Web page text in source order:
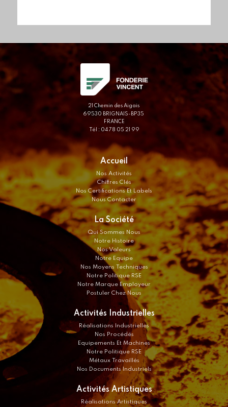
21 Chemin des Aigais
69530 BRIGNAIS-BP35
FRANCE
Tél : 04 78 05 21 99
Accueil
Nos Activités
Chiffres Clés
Nos Certifications Et Labels
Nous Contacter
La Société
Qui Sommes Nous
Notre Histoire
Nos Valeurs
Notre Equipe
Nos Moyens Techniques
Notre Politique RSE
Notre Marque Employeur
Postuler Chez Nous
Activités Industrielles
Réalisations Industrielles
Nos Procédés
Equipements Et Machines
Notre Politique RSE
Métaux Travaillés
Nos Documents Industriels
Activités Artistiques
Réalisations Artistiques